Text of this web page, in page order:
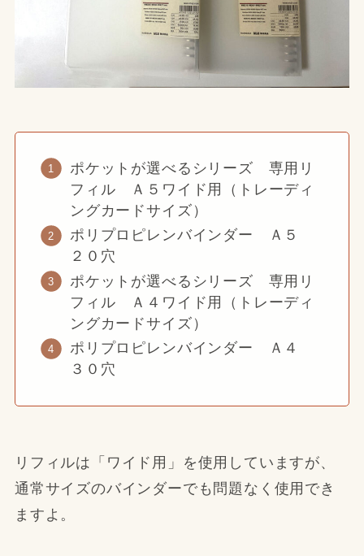
ポケットが選べるシリーズ 専用リ
フィル Ａ５ワイド用（トレーディ
ングカードサイズ）
ポリプロピレンバインダー Ａ５
２０穴
ポケットが選べるシリーズ 専用リ
フィル Ａ４ワイド用（トレーディ
ングカードサイズ）
ポリプロピレンバインダー Ａ４
３０穴
リフィルは「ワイド用」を使用していますが、
通常サイズのバインダーでも問題なく使用でき
ますよ。